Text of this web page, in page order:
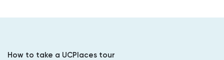
How to take a UCPlaces tour